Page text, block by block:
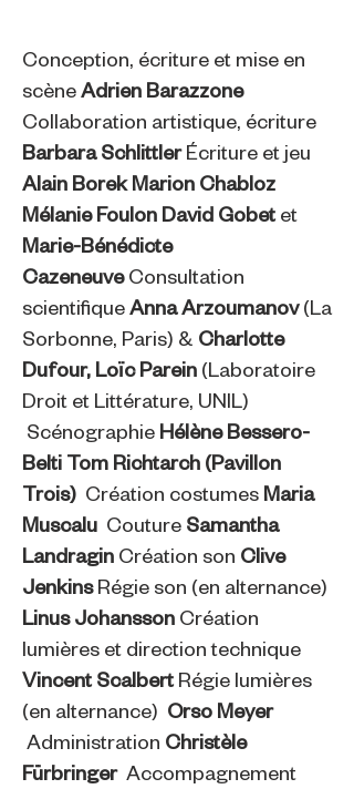
Conception, écriture et mise en
scèneAdrien Barazzone
Collaboration artistique, écriture
Barbara SchlittlerÉcriture et jeu
Alain Borek Marion Chabloz
Mélanie Foulon David Gobet et
Marie-Bénédicte
CazeneuveConsultation
scientifiqueAnna Arzoumanov(La
Sorbonne, Paris) & Charlotte
Dufour, Loïc Parein (Laboratoire
Droit et Littérature, UNIL)
Scénographie Hélène Bessero-
Belti Tom Richtarch (Pavillon
Trois) Création costumes Maria
Muscalu Couture Samantha
Landragin Création son Clive
JenkinsRégie son (en alternance)
Linus Johansson Création
lumières et direction technique
Vincent Scalbert Régie lumières
(en alternance) Orso Meyer
Administration Christèle
FürbringerAccompagnement